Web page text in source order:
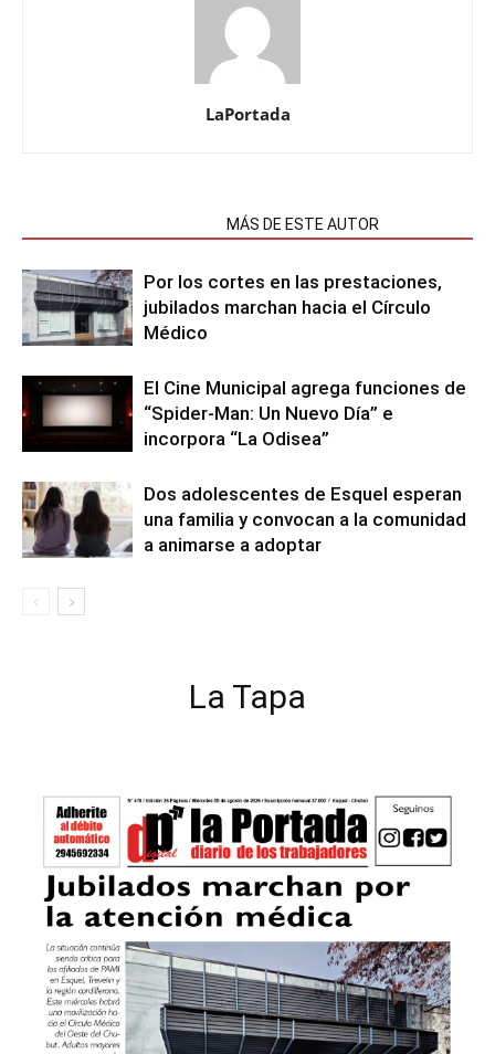
LaPortada
MÁS DE ESTE AUTOR
Por los cortes en las prestaciones,
jubilados marchan hacia el Círculo
Médico
El Cine Municipal agrega funciones de
“Spider-Man: Un Nuevo Día” e
incorpora “La Odisea”
Dos adolescentes de Esquel esperan
una familia y convocan a la comunidad
a animarse a adoptar
La Tapa